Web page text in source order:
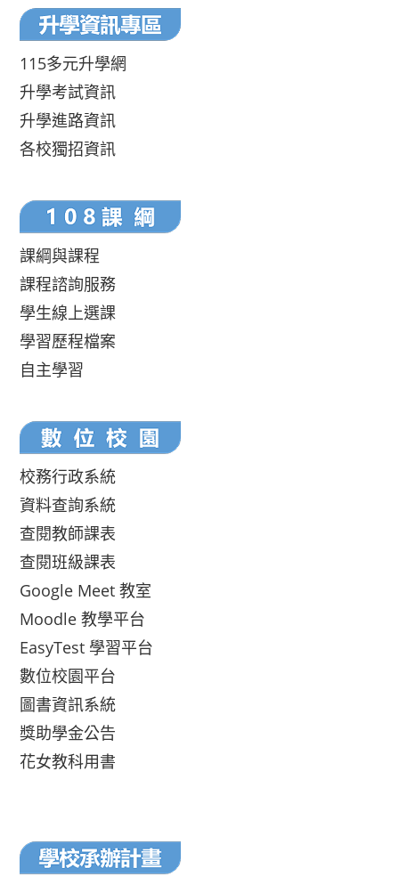
115多元升學網
升學考試資訊
升學進路資訊
各校獨招資訊
課綱與課程
課程諮詢服務
學生線上選課
學習歷程檔案
自主學習
校務行政系統
資料查詢系統
查閱教師課表
查閱班級課表
Google Meet 教室
Moodle 教學平台
EasyTest 學習平台
數位校園平台
圖書資訊系統
獎助學金公告
花女教科用書